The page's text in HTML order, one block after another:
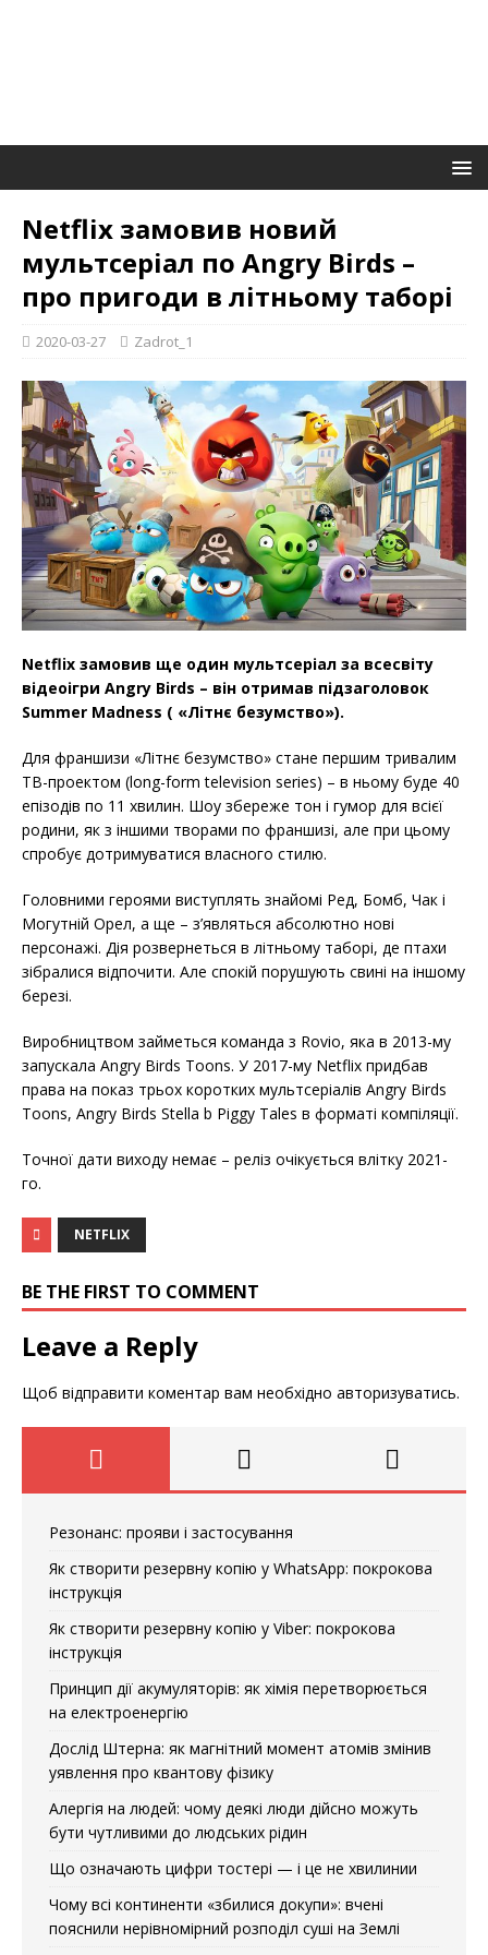
Netflix замовив новий
мультсеріал по Angry Birds –
про пригоди в літньому таборі
2020-03-27 Zadrot_1
Netflix замовив ще один мультсеріал за всесвіту
відеоігри Angry Birds – він отримав підзаголовок
Summer Madness ( «Літнє безумство»).
Для франшизи «Літнє безумство» стане першим тривалим
ТВ-проектом (long-form television series) – в ньому буде 40
епізодів по 11 хвилин. Шоу збереже тон і гумор для всієї
родини, як з іншими творами по франшизі, але при цьому
спробує дотримуватися власного стилю.
Головними героями виступлять знайомі Ред, Бомб, Чак і
Могутній Орел, а ще – з’являться абсолютно нові
персонажі. Дія розвернеться в літньому таборі, де птахи
зібралися відпочити. Але спокій порушують свині на іншому
березі.
Виробництвом займеться команда з Rovio, яка в 2013-му
запускала Angry Birds Toons. У 2017-му Netflix придбав
права на показ трьох коротких мультсеріалів Angry Birds
Toons, Angry Birds Stella b Piggy Tales в форматі компіляції.
Точної дати виходу немає – реліз очікується влітку 2021-
го.
NETFLIX
BE THE FIRST TO COMMENT
Leave a Reply
Щоб відправити коментар вам необхідно авторизуватись.
Резонанс: прояви і застосування
Як створити резервну копію у WhatsApp: покрокова
інструкція
Як створити резервну копію у Viber: покрокова
інструкція
Принцип дії акумуляторів: як хімія перетворюється
на електроенергію
Дослід Штерна: як магнітний момент атомів змінив
уявлення про квантову фізику
Алергія на людей: чому деякі люди дійсно можуть
бути чутливими до людських рідин
Що означають цифри тостері — і це не хвилинии
Чому всі континенти «збилися докупи»: вчені
пояснили нерівномірний розподіл суші на Землі